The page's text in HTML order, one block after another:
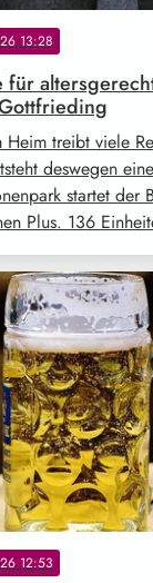
13:28
für
Heim treibt viele
deswegen
startet der
Plus. 136
12:53